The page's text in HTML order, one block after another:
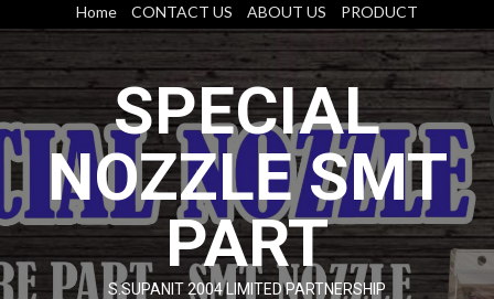
content
Home CONTACT US ABOUT US PRODUCT
SPECIAL
NOZZLE SMT
PART
S.SUPANIT 2004 LIMITED PARTNERSHIP